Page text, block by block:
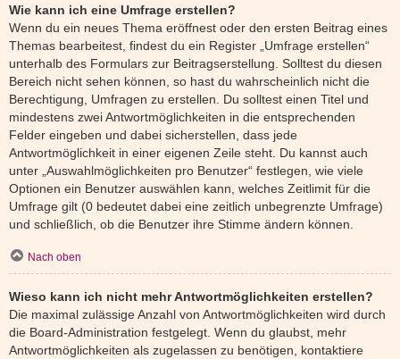
Wie kann ich eine Umfrage erstellen?
Wenn du ein neues Thema eröffnest oder den ersten Beitrag eines
Themas bearbeitest, findest du ein Register „Umfrage erstellen“
unterhalb des Formulars zur Beitragserstellung. Solltest du diesen
Bereich nicht sehen können, so hast du wahrscheinlich nicht die
Berechtigung, Umfragen zu erstellen. Du solltest einen Titel und
mindestens zwei Antwortmöglichkeiten in die entsprechenden
Felder eingeben und dabei sicherstellen, dass jede
Antwortmöglichkeit in einer eigenen Zeile steht. Du kannst auch
unter „Auswahlmöglichkeiten pro Benutzer“ festlegen, wie viele
Optionen ein Benutzer auswählen kann, welches Zeitlimit für die
Umfrage gilt (0 bedeutet dabei eine zeitlich unbegrenzte Umfrage)
und schließlich, ob die Benutzer ihre Stimme ändern können.
Nach oben
Wieso kann ich nicht mehr Antwortmöglichkeiten erstellen?
Die maximal zulässige Anzahl von Antwortmöglichkeiten wird durch
die Board-Administration festgelegt. Wenn du glaubst, mehr
Antwortmöglichkeiten als zugelassen zu benötigen, kontaktiere